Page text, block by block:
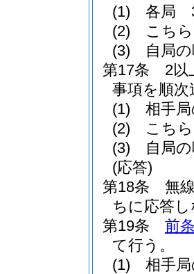
(1)
各局
(2)
こち
(3)
自局
第17条
2以
事項を順
(1)
相手
(2)
こち
(3)
自局
(応答)
第18条
無
ちに応答
第19条
前
て行う。
(1)
相手